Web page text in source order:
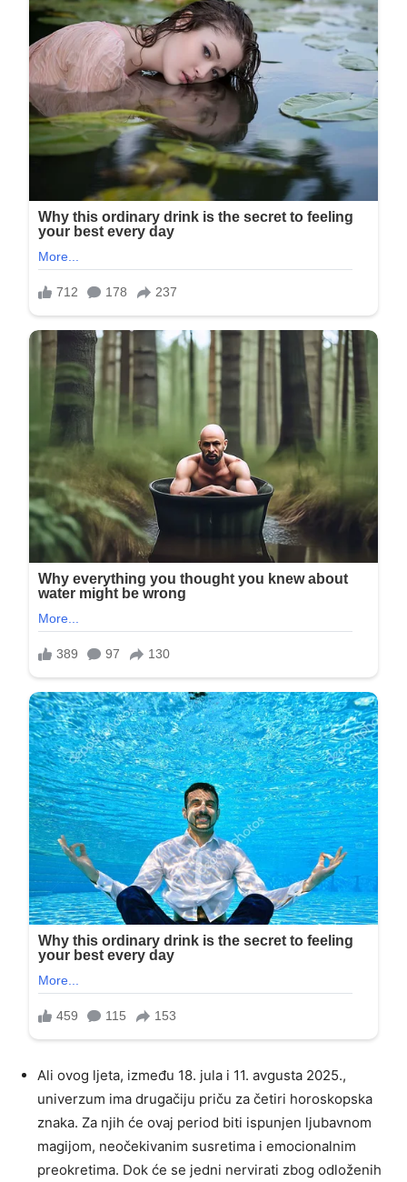
Ali ovog ljeta, između 18. jula i 11. avgusta 2025.,
univerzum ima drugačiju priču za četiri horoskopska
znaka. Za njih će ovaj period biti ispunjen ljubavnom
magijom, neočekivanim susretima i emocionalnim
preokretima. Dok će se jedni nervirati zbog odloženih